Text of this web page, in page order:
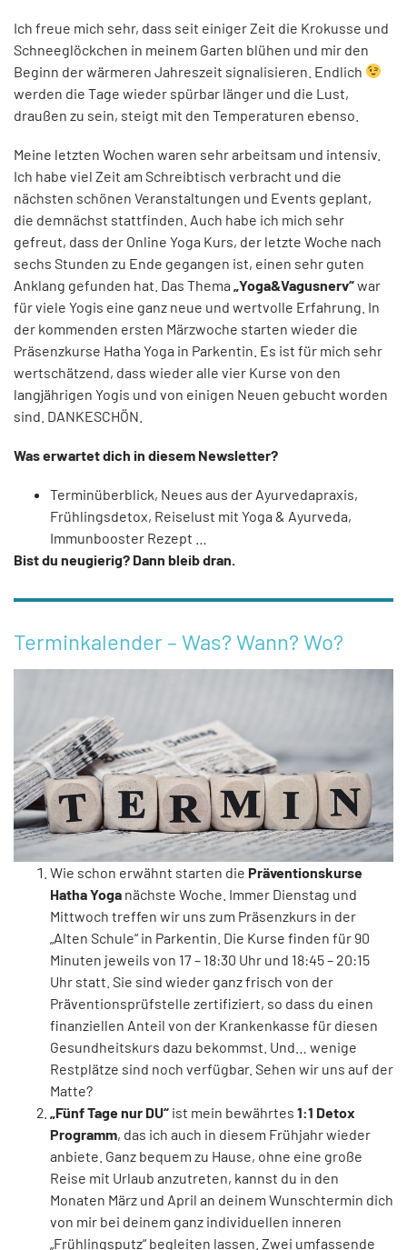
Ich freue mich sehr, dass seit einiger Zeit die Krokusse und
Schneeglöckchen in meinem Garten blühen und mir den
Beginn der wärmeren Jahreszeit signalisieren. Endlich
werden die Tage wieder spürbar länger und die Lust,
draußen zu sein, steigt mit den Temperaturen ebenso.
Meine letzten Wochen waren sehr arbeitsam und intensiv.
Ich habe viel Zeit am Schreibtisch verbracht und die
nächsten schönen Veranstaltungen und Events geplant,
die demnächst stattfinden. Auch habe ich mich sehr
gefreut, dass der Online Yoga Kurs, der letzte Woche nach
sechs Stunden zu Ende gegangen ist, einen sehr guten
Anklang gefunden hat. Das Thema „Yoga&Vagusnerv“war
für viele Yogis eine ganz neue und wertvolle Erfahrung. In
der kommenden ersten Märzwoche starten wieder die
Präsenzkurse Hatha Yoga in Parkentin. Es ist für mich sehr
wertschätzend, dass wieder alle vier Kurse von den
langjährigen Yogis und von einigen Neuen gebucht worden
sind. DANKESCHÖN.
Was erwartet dich in diesem Newsletter?
Terminüberblick, Neues aus der Ayurvedapraxis,
Frühlingsdetox, Reiselust mit Yoga & Ayurveda,
Immunbooster Rezept …
Bist du neugierig? Dann bleib dran.
Terminkalender – Was? Wann? Wo?
Wie schon erwähnt starten die Präventionskurse
Hatha Yoga nächste Woche. Immer Dienstag und
Mittwoch treffen wir uns zum Präsenzkurs in der
„Alten Schule“ in Parkentin. Die Kurse finden für 90
Minuten jeweils von 17 – 18:30 Uhr und 18:45 – 20:15
Uhr statt. Sie sind wieder ganz frisch von der
Präventionsprüfstelle zertifiziert, so dass du einen
finanziellen Anteil von der Krankenkasse für diesen
Gesundheitskurs dazu bekommst. Und… wenige
Restplätze sind noch verfügbar. Sehen wir uns auf der
Matte?
„Fünf Tage nur DU“ ist mein bewährtes 1:1 Detox
Programm, das ich auch in diesem Frühjahr wieder
anbiete. Ganz bequem zu Hause, ohne eine große
Reise mit Urlaub anzutreten, kannst du in den
Monaten März und April an deinem Wunschtermin dich
von mir bei deinem ganz individuellen inneren
„Frühlingsputz“ begleiten lassen. Zwei umfassende